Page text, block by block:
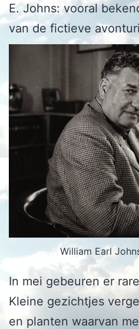
E. Johns: vooral
van de fictieve
William Earl
In mei gebeuren er
Kleine gezichtjes
en planten waarvan